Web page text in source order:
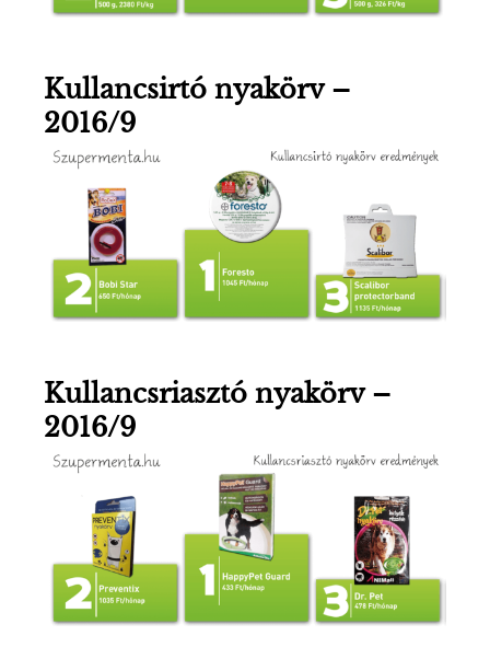
Kullancsirtó nyakörv –
2016/9
Kullancsriasztó nyakörv –
2016/9